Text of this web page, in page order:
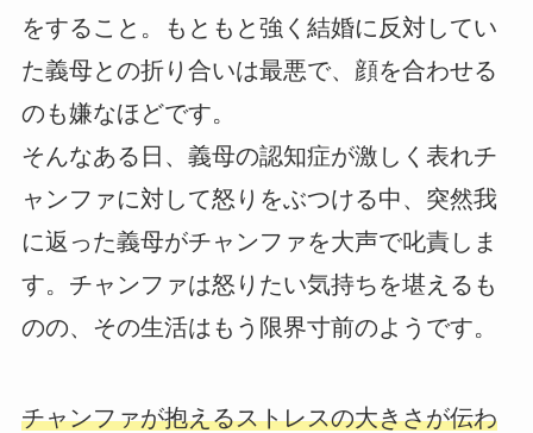
をすること。もともと強く結婚に反対してい
た義母との折り合いは最悪で、顔を合わせる
のも嫌なほどです。
そんなある日、義母の認知症が激しく表れチ
ャンファに対して怒りをぶつける中、突然我
に返った義母がチャンファを大声で叱責しま
す。チャンファは怒りたい気持ちを堪えるも
のの、その生活はもう限界寸前のようです。
チャンファが抱えるストレスの大きさが伝わ